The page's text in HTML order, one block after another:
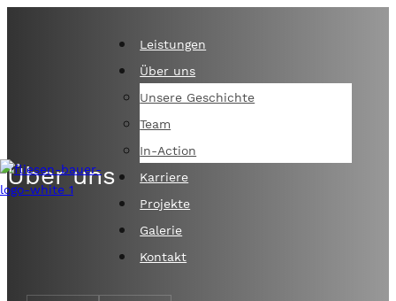
Leistungen
Über uns
Unsere Geschichte
Team
In-Action
Karriere
Projekte
Galerie
Kontakt
Über uns